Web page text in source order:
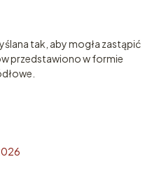
tak, aby mogła zastąpić
przedstawiono w formie